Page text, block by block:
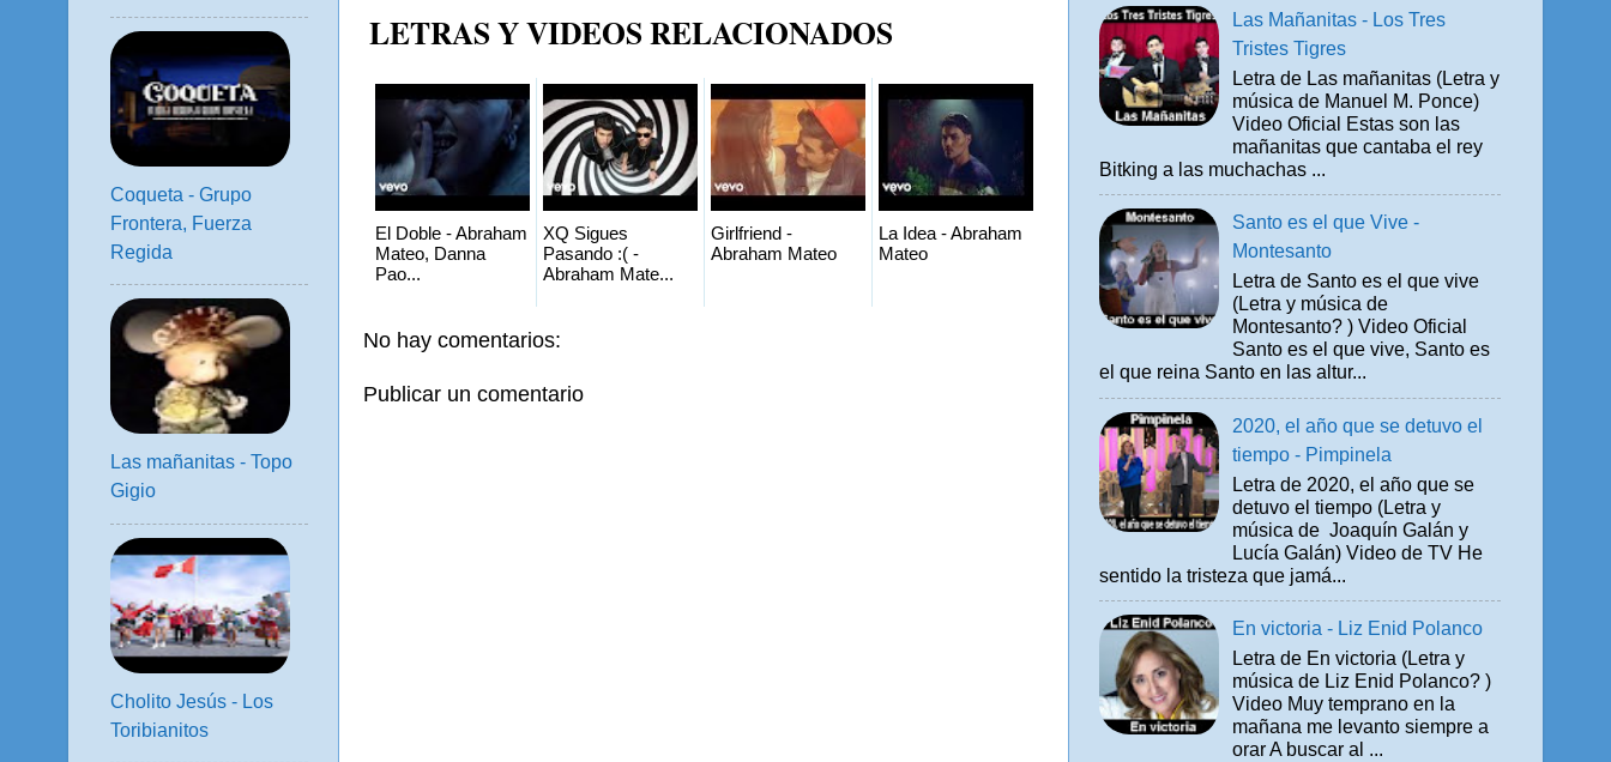
LETRAS Y VIDEOS RELACIONADOS
El Doble - Abraham
Mateo, Danna
Pao...
XQ Sigues
Pasando :( -
Abraham Mate...
Girlfriend -
Abraham Mateo
La Idea - Abraham
Mateo
No hay comentarios:
Publicar un comentario
Coqueta - Grupo
Frontera, Fuerza
Regida
Las mañanitas - Topo
Gigio
Cholito Jesús - Los
Toribianitos
Las Mañanitas - Los Tres
Tristes Tigres
Letra de Las mañanitas (Letra y
música de Manuel M. Ponce)
Video Oficial Estas son las
mañanitas que cantaba el rey
Bitking a las muchachas ...
Santo es el que Vive -
Montesanto
Letra de Santo es el que vive
(Letra y música de
Montesanto? ) Video Oficial
Santo es el que vive, Santo es
el que reina Santo en las altur...
2020, el año que se detuvo el
tiempo - Pimpinela
Letra de 2020, el año que se
detuvo el tiempo (Letra y
música de Joaquín Galán y
Lucía Galán) Video de TV He
sentido la tristeza que jamá...
En victoria - Liz Enid Polanco
Letra de En victoria (Letra y
música de Liz Enid Polanco? )
Video Muy temprano en la
mañana me levanto siempre a
orar A buscar al ...